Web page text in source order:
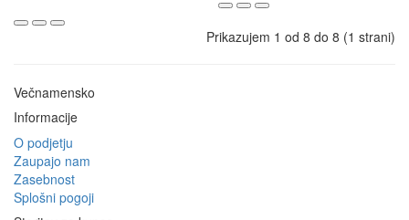
Prikazujem 1 od 8 do 8 (1 strani)
Večnamensko
Informacije
O podjetju
Zaupajo nam
Zasebnost
Splošni pogoji